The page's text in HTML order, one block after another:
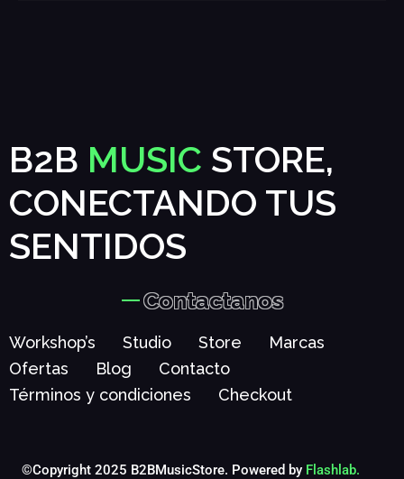
B2B MUSIC STORE,
CONECTANDO TUS
SENTIDOS
Contactanos
Workshop’s Studio Store
Marcas
Ofertas
Blog
Contacto
Términos y condiciones
Checkout
©Copyright 2025 B2BMusicStore. Powered by Flashlab.